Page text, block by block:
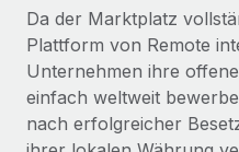
DIENSTLEISTUNGEN
Frag unsere
Hilfe von Expert:innen
Entdecke die
Remote Build
Beratung zu
Informationen zu
Insights Center
Hol dir Unterstützung
Da der Marktplatz
Plattform von Remote
Unternehmen ihre
einfach weltweit
nach erfolgreicher